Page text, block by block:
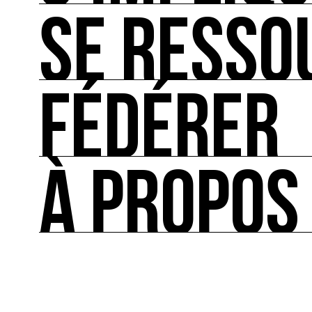
S’IMPLIQUER
Les bonnes pratiques, guides et outils pour
SE
SE RESSOURCER
Les ressources théoriques et inspirantes sur
FÉDÉRER
FÉDÉRER
Le répertoire des acteurs de l’écologie
À PROPOS